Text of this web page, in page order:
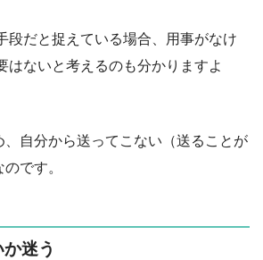
段だと捉えている場合、用事がなけ
はないと考えるのも分かりますよ
、自分から送ってこない（送ることが
です。
迷う